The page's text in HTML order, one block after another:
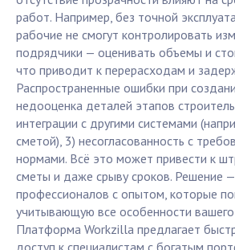
работ. Например, без точной
рабочие не смогут контролировать
подрядчики — оценивать объемы и
что приводит к перерасходам и
Распространенные ошибки при
недооценка деталей этапов
интеграции с другими системами
сметой), 3) несогласованность с
нормами. Всё это может привести к
сметы и даже срыву сроков. Решение
профессионалов с опытом, которые
учитывающую все особенности
Платформа Workzilla предлагает